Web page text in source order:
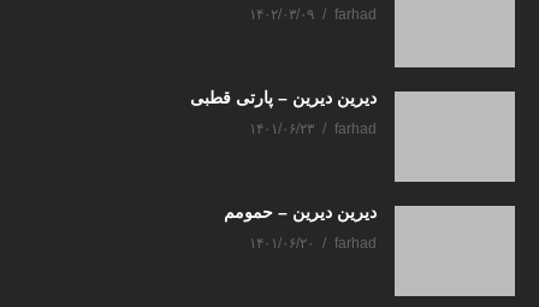
farhad ۱۴۰۲/۰۳/۰۹
دیرین دیرین – پارتی قطبی
farhad ۱۴۰۱/۰۶/۲۳
دیرین دیرین – حمومم
farhad ۱۴۰۱/۰۶/۲۰